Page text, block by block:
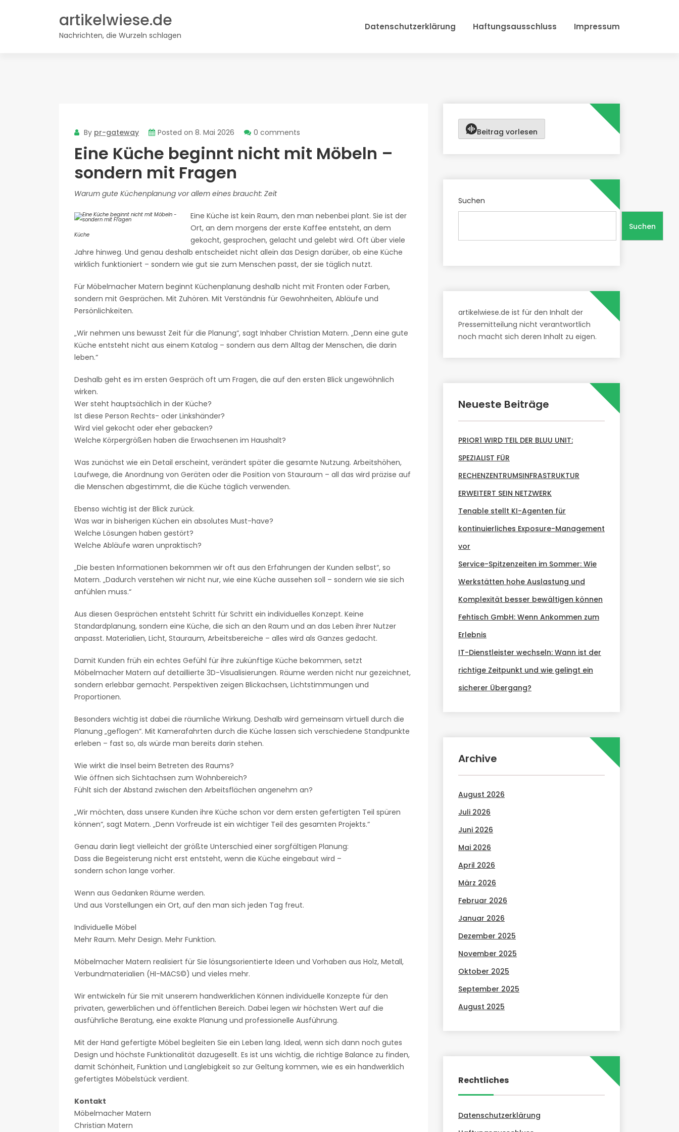
artikelwiese.de
Nachrichten, die Wurzeln schlagen
Datenschutzerklärung Haftungsausschluss Impressum
By pr-gateway Posted on 8. Mai 2026 0 comments
Eine Küche beginnt nicht mit Möbeln –
sondern mit Fragen
Warum gute Küchenplanung vor allem eines braucht: Zeit
Küche
Eine Küche ist kein Raum, den man nebenbei plant. Sie ist der
Ort, an dem morgens der erste Kaffee entsteht, an dem
gekocht, gesprochen, gelacht und gelebt wird. Oft über viele
Jahre hinweg. Und genau deshalb entscheidet nicht allein das Design darüber, ob eine Küche
wirklich funktioniert – sondern wie gut sie zum Menschen passt, der sie täglich nutzt.
Für Möbelmacher Matern beginnt Küchenplanung deshalb nicht mit Fronten oder Farben,
sondern mit Gesprächen. Mit Zuhören. Mit Verständnis für Gewohnheiten, Abläufe und
Persönlichkeiten.
„Wir nehmen uns bewusst Zeit für die Planung“, sagt Inhaber Christian Matern. „Denn eine gute
Küche entsteht nicht aus einem Katalog – sondern aus dem Alltag der Menschen, die darin
leben.“
Deshalb geht es im ersten Gespräch oft um Fragen, die auf den ersten Blick ungewöhnlich
wirken.
Wer steht hauptsächlich in der Küche?
Ist diese Person Rechts- oder Linkshänder?
Wird viel gekocht oder eher gebacken?
Welche Körpergrößen haben die Erwachsenen im Haushalt?
Was zunächst wie ein Detail erscheint, verändert später die gesamte Nutzung. Arbeitshöhen,
Laufwege, die Anordnung von Geräten oder die Position von Stauraum – all das wird präzise auf
die Menschen abgestimmt, die die Küche täglich verwenden.
Ebenso wichtig ist der Blick zurück.
Was war in bisherigen Küchen ein absolutes Must-have?
Welche Lösungen haben gestört?
Welche Abläufe waren unpraktisch?
„Die besten Informationen bekommen wir oft aus den Erfahrungen der Kunden selbst“, so
Matern. „Dadurch verstehen wir nicht nur, wie eine Küche aussehen soll – sondern wie sie sich
anfühlen muss.“
Aus diesen Gesprächen entsteht Schritt für Schritt ein individuelles Konzept. Keine
Standardplanung, sondern eine Küche, die sich an den Raum und an das Leben ihrer Nutzer
anpasst. Materialien, Licht, Stauraum, Arbeitsbereiche – alles wird als Ganzes gedacht.
Damit Kunden früh ein echtes Gefühl für ihre zukünftige Küche bekommen, setzt
Möbelmacher Matern auf detaillierte 3D-Visualisierungen. Räume werden nicht nur gezeichnet,
sondern erlebbar gemacht. Perspektiven zeigen Blickachsen, Lichtstimmungen und
Proportionen.
Besonders wichtig ist dabei die räumliche Wirkung. Deshalb wird gemeinsam virtuell durch die
Planung „geflogen“. Mit Kamerafahrten durch die Küche lassen sich verschiedene Standpunkte
erleben – fast so, als würde man bereits darin stehen.
Wie wirkt die Insel beim Betreten des Raums?
Wie öffnen sich Sichtachsen zum Wohnbereich?
Fühlt sich der Abstand zwischen den Arbeitsflächen angenehm an?
„Wir möchten, dass unsere Kunden ihre Küche schon vor dem ersten gefertigten Teil spüren
können“, sagt Matern. „Denn Vorfreude ist ein wichtiger Teil des gesamten Projekts.“
Genau darin liegt vielleicht der größte Unterschied einer sorgfältigen Planung:
Dass die Begeisterung nicht erst entsteht, wenn die Küche eingebaut wird –
sondern schon lange vorher.
Wenn aus Gedanken Räume werden.
Und aus Vorstellungen ein Ort, auf den man sich jeden Tag freut.
Individuelle Möbel
Mehr Raum. Mehr Design. Mehr Funktion.
Möbelmacher Matern realisiert für Sie lösungsorientierte Ideen und Vorhaben aus Holz, Metall,
Verbundmaterialien (HI-MACS©) und vieles mehr.
Wir entwickeln für Sie mit unserem handwerklichen Können individuelle Konzepte für den
privaten, gewerblichen und öffentlichen Bereich. Dabei legen wir höchsten Wert auf die
ausführliche Beratung, eine exakte Planung und professionelle Ausführung.
Mit der Hand gefertigte Möbel begleiten Sie ein Leben lang. Ideal, wenn sich dann noch gutes
Design und höchste Funktionalität dazugesellt. Es ist uns wichtig, die richtige Balance zu finden,
damit Schönheit, Funktion und Langlebigkeit so zur Geltung kommen, wie es ein handwerklich
gefertigtes Möbelstück verdient.
Kontakt
Möbelmacher Matern
Christian Matern
Beitrag vorlesen
Suchen
Suchen
artikelwiese.de ist für den Inhalt der
Pressemitteilung nicht verantwortlich
noch macht sich deren Inhalt zu eigen.
Neueste Beiträge
PRIOR1 WIRD TEIL DER BLUU UNIT:
SPEZIALIST FÜR
RECHENZENTRUMSINFRASTRUKTUR
ERWEITERT SEIN NETZWERK
Tenable stellt KI-Agenten für
kontinuierliches Exposure-Management
vor
Service-Spitzenzeiten im Sommer: Wie
Werkstätten hohe Auslastung und
Komplexität besser bewältigen können
Fehtisch GmbH: Wenn Ankommen zum
Erlebnis
IT-Dienstleister wechseln: Wann ist der
richtige Zeitpunkt und wie gelingt ein
sicherer Übergang?
Archive
August 2026
Juli 2026
Juni 2026
Mai 2026
April 2026
März 2026
Februar 2026
Januar 2026
Dezember 2025
November 2025
Oktober 2025
September 2025
August 2025
Rechtliches
Datenschutzerklärung